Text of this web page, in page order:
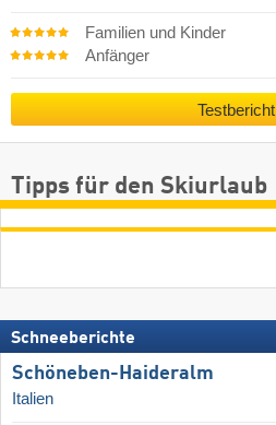
Familien und Kinder
Anfänger
Testbericht
Tipps für den Skiurlaub
Schneeberichte
Schöneben-Haideralm
Italien